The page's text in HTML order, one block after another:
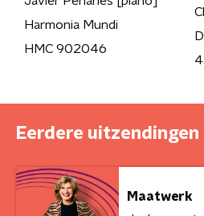
Harmonia Mundi
HMC 902046
Eerdere uitzendingen
Maatwerk